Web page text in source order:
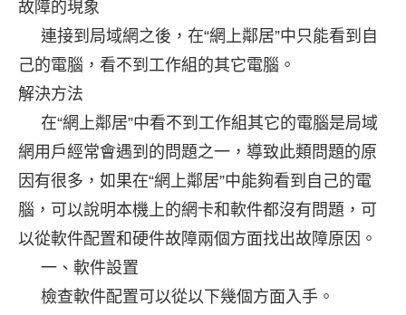
故障的現象
連接到局域網之後，在“網上鄰居”中只能看到自
己的電腦，看不到工作組的其它電腦。
解決方法
在“網上鄰居”中看不到工作組其它的電腦是局域
網用戶經常會遇到的問題之一，導致此類問題的原
因有很多，如果在“網上鄰居”中能夠看到自己的電
腦，可以說明本機上的網卡和軟件都沒有問題，可
以從軟件配置和硬件故障兩個方面找出故障原因。
一、軟件設置
檢查軟件配置可以從以下幾個方面入手。